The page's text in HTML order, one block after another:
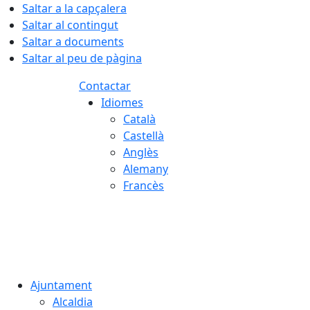
Saltar a la capçalera
Saltar al contingut
Saltar a documents
Saltar al peu de pàgina
Contactar
Idiomes
Català
Castellà
Anglès
Alemany
Francès
Ajuntament
Alcaldia